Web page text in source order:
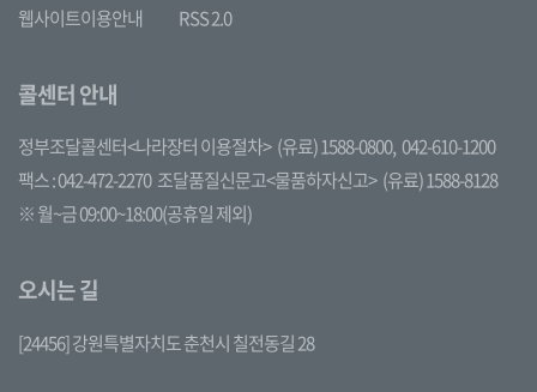
웹사이트이용안내
RSS 2.0
콜센터 안내
정부조달콜센터<나라장터 이용절차> (유료) 1588-0800, 042-610-1200
팩스 : 042-472-2270 조달품질신문고<물품하자신고> (유료) 1588-8128
※ 월~금 09:00~18:00(공휴일 제외)
오시는 길
[24456] 강원특별자치도 춘천시 칠전동길 28